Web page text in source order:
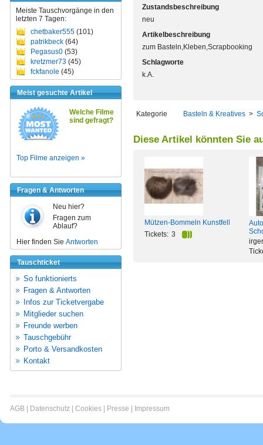
Meiste Tauschvorgänge in den
letzten 7 Tagen:
chetbaker555 (101)
patrikbeck (64)
Pegasus0 (53)
kretzmer73 (45)
fckfanole (45)
Meist gesuchte Artikel
Welche Filme
sind gefragt?
Top Filme anzeigen »
Fragen & Antworten
Neu hier?
Fragen zum
Ablauf?
Hier finden Sie Antworten
Tauschticket
So funktionierts
Fragen & Antworten
Infos zur Ticketvergabe
Mitglieder suchen
Freunde werben
Tauschgebühr
Porto & Versandkosten
Kontakt
Zustandsbeschreibung
neu
Artikelbeschreibung
zum Basteln,Kleben,Scrapbooking
Schlagworte
k.A.
Kategorie Basteln & Kreatives >
Diese Artikel könnten Sie
Mützen-Bommeln Kunstfell
Tickets: 3
AGB Datenschutz Cookies Presse Impressum